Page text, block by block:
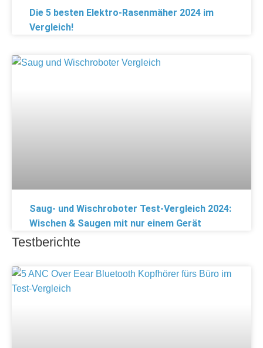
Die 5 besten Elektro-Rasenmäher 2024 im
Vergleich!
Saug- und Wischroboter Test-Vergleich 2024:
Wischen & Saugen mit nur einem Gerät
Testberichte